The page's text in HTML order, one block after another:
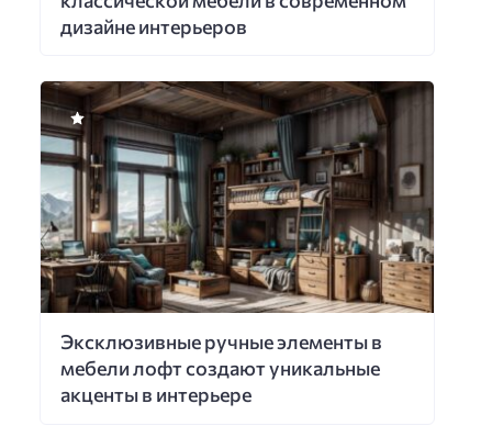
дизайне интерьеров
Эксклюзивные ручные элементы в
мебели лофт создают уникальные
акценты в интерьере